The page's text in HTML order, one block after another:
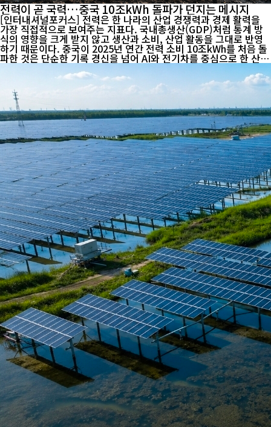
전력이 곧 국력…중국 10조kWh 돌파가 던지는 메시지
[인터내셔널포커스] 전력은 한 나라의 산업 경쟁력과 경제 활력을
가장 직접적으로 보여주는 지표다. 국내총생산(GDP)처럼 통계 방
식의 영향을 크게 받지 않고 생산과 소비, 산업 활동을 그대로 반영
하기 때문이다. 중국이 2025년 연간 전력 소비 10조kWh를 처음 돌
파한 것은 단순한 기록 경신을 넘어 AI와 전기차를 중심으로 한 산업
전환이 본격화되고 있음을 보여주는 상징적 사건으로 평가된다. 중
국 국가에너지국에 따르면 2025년 사회 전체 전력 소비량은 10조3,
682억kWh를 기록했다. 독일 경제 전문매체 인텔리뉴스(IntelliNe
ws)는 이 규모가 미국과 유럽연합(EU)의 연간 전력 소비를 합친 수
준을 넘어선다고 분석하며, 세계 에너지 지형이 빠르게 변화하고 있
다고 진단했다. 더 주목되는 것은 증가 속도다. 중국은 1996년 처음
연간 전력 소비 1조kWh를 돌파한 이후 2011년 세계 최대 전력 소비
국으로 올라섰고, 불과 10...